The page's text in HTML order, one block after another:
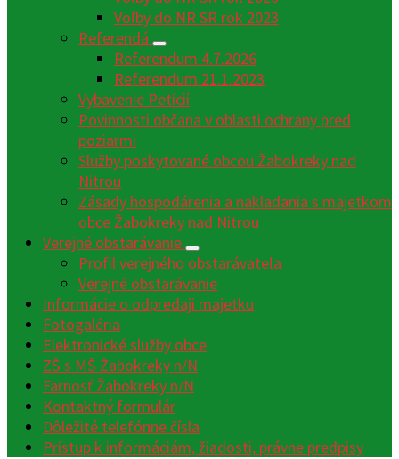
Voľby do NR SR rok 2023
Referendá
Referendum 4.7.2026
Referendum 21.1.2023
Vybavenie Petícií
Povinnosti občana v oblasti ochrany pred
poziarmi
Služby poskytované obcou Žabokreky nad
Nitrou
Zásady hospodárenia a nakladania s majetkom
obce Žabokreky nad Nitrou
Verejné obstarávanie
Profil verejného obstarávateľa
Verejné obstarávanie
Informácie o odpredaji majetku
Fotogaléria
Elektronické služby obce
ZŠ s MŠ Žabokreky n/N
Farnosť Žabokreky n/N
Kontaktný formulár
Dôležité telefónne čísla
Prístup k informáciám, žiadosti, právne predpisy